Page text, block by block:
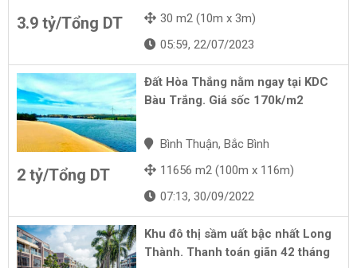
3.9 tỷ/Tổng DT
30 m2 (10m x 3m)
05:59, 22/07/2023
2 tỷ/Tổng DT
Đất Hòa Thắng nằm ngay tại KDC
Bàu Trắng. Giá sốc 170k/m2
Bình Thuận, Bắc Bình
11656 m2 (100m x 116m)
07:13, 30/09/2022
Khu đô thị sầm uất bậc nhất Long
Thành. Thanh toán giãn 42 tháng